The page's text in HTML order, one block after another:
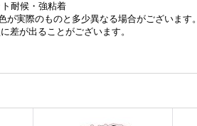
耐候・強粘着
実際のものと多少異なる場合がございます。
差が出ることがございます。